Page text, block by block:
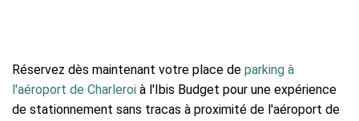
Réservez dès maintenant votre place de parking à
l'aéroport de Charleroi à l'Ibis Budget pour une expérience
de stationnement sans tracas à proximité de l'aéroport de